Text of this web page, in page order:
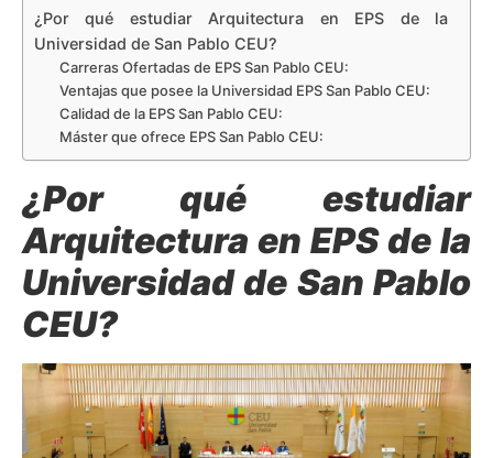
¿Por qué estudiar Arquitectura en EPS de la
Universidad de San Pablo CEU?
Carreras Ofertadas de EPS San Pablo CEU:
Ventajas que posee la Universidad EPS San Pablo CEU:
Calidad de la EPS San Pablo CEU:
Máster que ofrece EPS San Pablo CEU:
¿Por qué estudiar
Arquitectura en EPS de la
Universidad de San Pablo
CEU?